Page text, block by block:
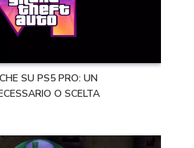
SU PS5 PRO: UN
O SCELTA